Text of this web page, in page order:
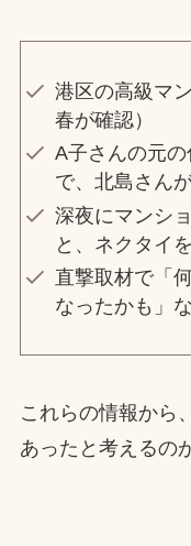
港区の高級マ
春が確認）
A子さんの元
で、北島さん
深夜にマンシ
と、ネクタイ
直撃取材で「
なったかも」
これらの情報から
あったと考えるの